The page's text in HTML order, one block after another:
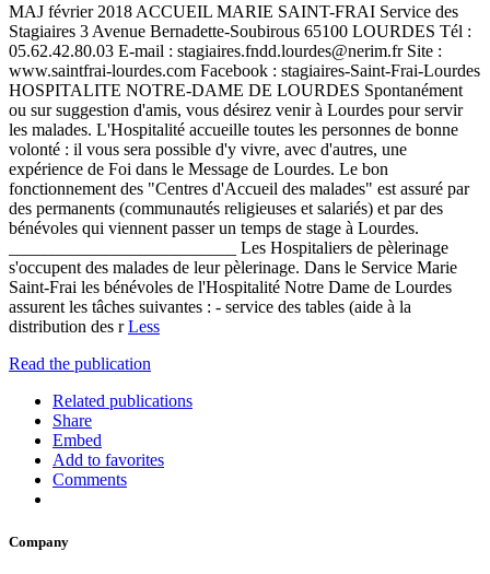
MAJ février 2018 ACCUEIL MARIE SAINT-FRAI Service des
Stagiaires 3 Avenue Bernadette-Soubirous 65100 LOURDES Tél :
05.62.42.80.03 E-mail : stagiaires.fndd.lourdes@nerim.fr Site :
www.saintfrai-lourdes.com Facebook : stagiaires-Saint-Frai-Lourdes
HOSPITALITE NOTRE-DAME DE LOURDES Spontanément
ou sur suggestion d'amis, vous désirez venir à Lourdes pour servir
les malades. L'Hospitalité accueille toutes les personnes de bonne
volonté : il vous sera possible d'y vivre, avec d'autres, une
expérience de Foi dans le Message de Lourdes. Le bon
fonctionnement des "Centres d'Accueil des malades" est assuré par
des permanents (communautés religieuses et salariés) et par des
bénévoles qui viennent passer un temps de stage à Lourdes.
__________________________ Les Hospitaliers de pèlerinage
s'occupent des malades de leur pèlerinage. Dans le Service Marie
Saint-Frai les bénévoles de l'Hospitalité Notre Dame de Lourdes
assurent les tâches suivantes : - service des tables (aide à la
distribution des rLess
Read the publication
Related publications
Share
Embed
Add to favorites
Comments
Company